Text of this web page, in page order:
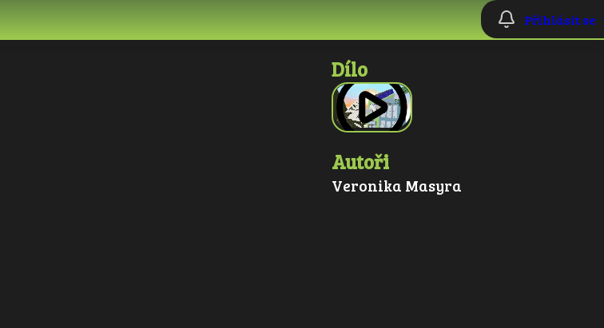
Přihlásit se
Dílo
Autoři
Veronika Masyra